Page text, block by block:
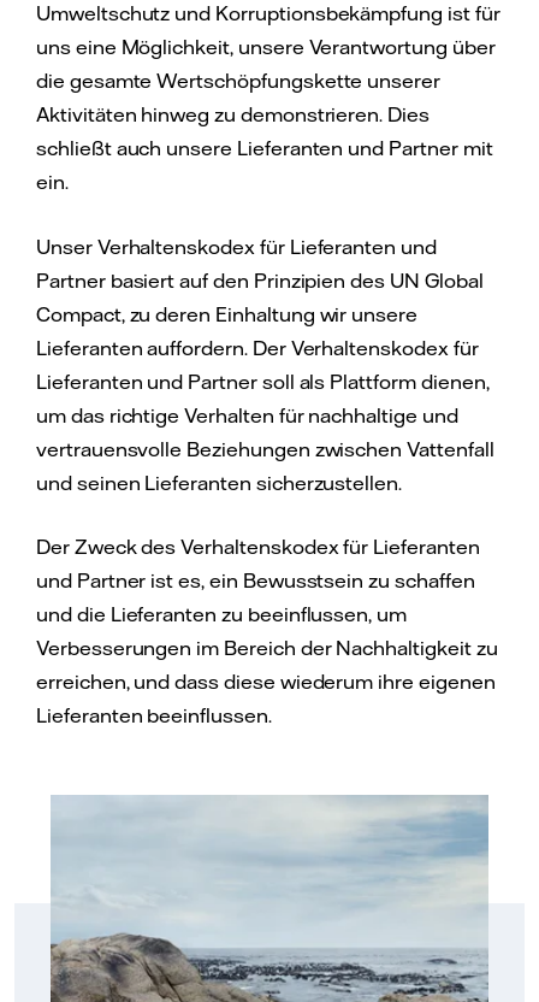
Umweltschutz und Korruptionsbekämpfung ist für
uns eine Möglichkeit, unsere Verantwortung über
die gesamte Wertschöpfungskette unserer
Aktivitäten hinweg zu demonstrieren. Dies
schließt auch unsere Lieferanten und Partner mit
ein.
Unser Verhaltenskodex für Lieferanten und
Partner basiert auf den Prinzipien des UN Global
Compact, zu deren Einhaltung wir unsere
Lieferanten auffordern. Der Verhaltenskodex für
Lieferanten und Partner soll als Plattform dienen,
um das richtige Verhalten für nachhaltige und
vertrauensvolle Beziehungen zwischen Vattenfall
und seinen Lieferanten sicherzustellen.
Der Zweck des Verhaltenskodex für Lieferanten
und Partner ist es, ein Bewusstsein zu schaffen
und die Lieferanten zu beeinflussen, um
Verbesserungen im Bereich der Nachhaltigkeit zu
erreichen, und dass diese wiederum ihre eigenen
Lieferanten beeinflussen.